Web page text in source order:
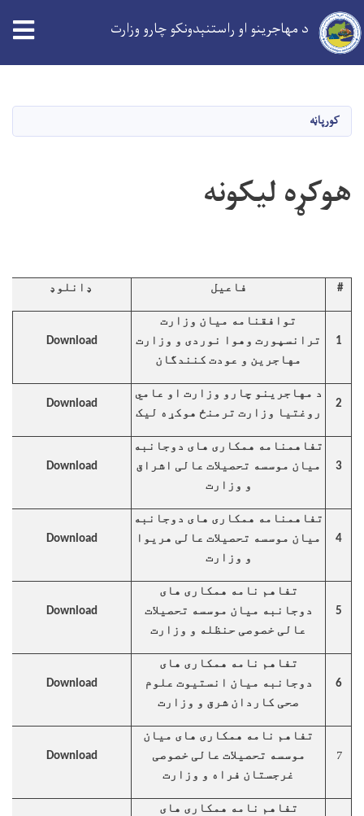
content
د مهاجرینو او راستنېدونکو چارو وزارت
کورپاڼه
هوکړه لیکونه
# فاعیل ډانلوډ
1
توافقنامه میان وزارت
ترانسپورت وهوا نوردی و وزارت
مهاجرین و عودت کنندگان
Download
2
د مهاجرینو چارو وزارت او عامي
روغتیا وزارت ترمنځ هوکړه لیک
Download
3
تفاهمنامه همکاری های دوجانبه
میان موسسه تحصیلات عالی اشراق
و وزارت
Download
4
تفاهمنامه همکاری های دوجانبه
میان موسسه تحصیلات عالی هریوا
و وزارت
Download
5
تفاهم نامه همکاری های
دوجانبه میان موسسه تحصیلات
عالی خصوصی حنظله و وزارت
Download
6
تفاهم نامه همکاری های
دوجانبه میان انستیوت علوم
صحی کاردان شرق و وزارت
Download
7
تفاهم نامه همکاری های میان
موسسه تحصیلات عالی خصوصی
غرجستان فراه و وزارت
Download
تفاهم نامه همکاری های